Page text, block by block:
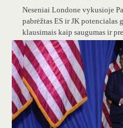
Neseniai Londone vykusioje
pabrėžtas ES ir JK
klausimais kaip saugumas ir